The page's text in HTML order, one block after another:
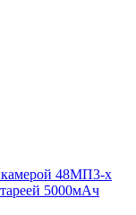
камерой 48МП3-х
5000мАч